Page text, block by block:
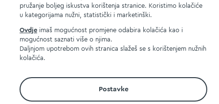
pružanje boljeg iskustva korištenja stranice. Koristimo kolačiće
u kategorijama nužni, statistički i marketinški.
Ovdje imaš mogućnost promjene odabira kolačića kao i
mogućnost saznati više o njima.
Daljnjom upotrebom ovih stranica slažeš se s korištenjem nužnih
kolačića.
Postavke
© 2026 ZOOCITY. Sva prava zadržana.